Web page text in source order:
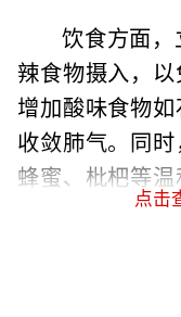
饮食方面
辣食物摄入，
增加酸味食物
收敛肺气。同时
蜂蜜、枇杷等
体，应对秋燥。
点击